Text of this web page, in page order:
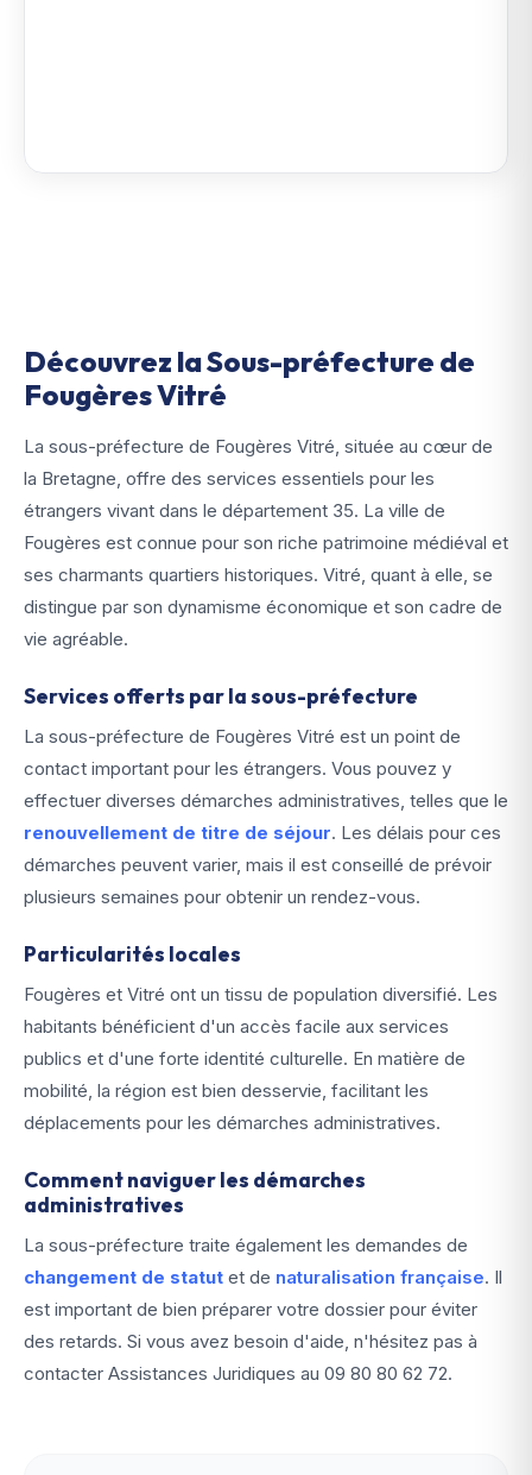
Découvrez la Sous-préfecture de
Fougères Vitré
La sous-préfecture de Fougères Vitré, située au cœur de
la Bretagne, offre des services essentiels pour les
étrangers vivant dans le département 35. La ville de
Fougères est connue pour son riche patrimoine médiéval et
ses charmants quartiers historiques. Vitré, quant à elle, se
distingue par son dynamisme économique et son cadre de
vie agréable.
Services offerts par la sous-préfecture
La sous-préfecture de Fougères Vitré est un point de
contact important pour les étrangers. Vous pouvez y
effectuer diverses démarches administratives, telles que le
renouvellement de titre de séjour. Les délais pour ces
démarches peuvent varier, mais il est conseillé de prévoir
plusieurs semaines pour obtenir un rendez-vous.
Particularités locales
Fougères et Vitré ont un tissu de population diversifié. Les
habitants bénéficient d'un accès facile aux services
publics et d'une forte identité culturelle. En matière de
mobilité, la région est bien desservie, facilitant les
déplacements pour les démarches administratives.
Comment naviguer les démarches
administratives
La sous-préfecture traite également les demandes de
changement de statut et de naturalisation française. Il
est important de bien préparer votre dossier pour éviter
des retards. Si vous avez besoin d'aide, n'hésitez pas à
contacter Assistances Juridiques au 09 80 80 62 72.